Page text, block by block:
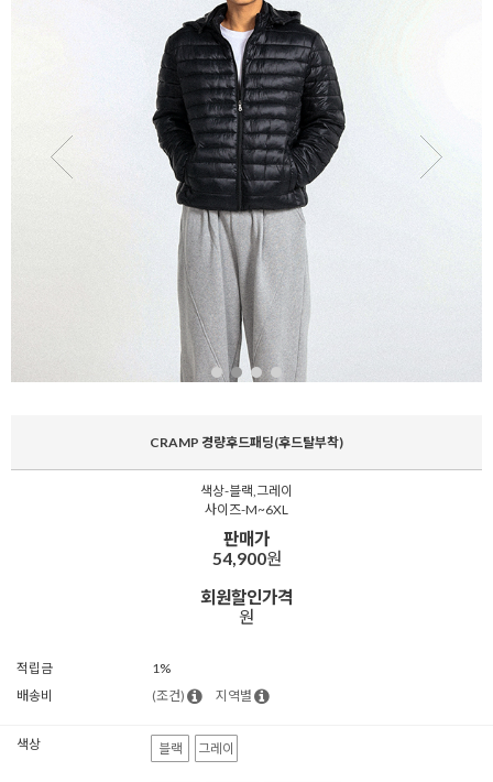
CRAMP 경량후드패딩(후드탈부착)
색상-블랙,그레이
사이즈-M~6XL
판매가
54,900원
회원할인가격
원
적립금
1%
배송비
(조건) 지역별
색상 블랙 그레이